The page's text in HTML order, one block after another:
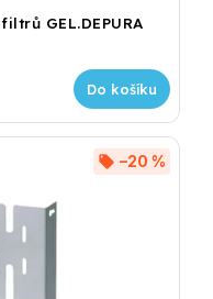
GEL.DEPURA
Do košíku
–20 %